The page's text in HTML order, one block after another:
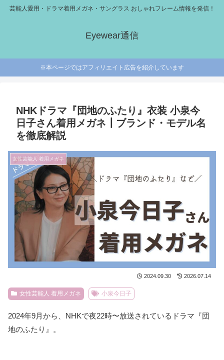
芸能人愛用・ドラマ着用メガネ・サングラス おしゃれフレーム情報を発信！
Eyewear通信
※本ページではアフィリエイト広告を紹介しています
NHKドラマ『団地のふたり』衣装 小泉今
日子さん着用メガネ┃ブランド・モデル名
を徹底解説
女性芸能人 着用メガネ
2024.09.30 2026.07.14
女性芸能人 着用メガネ 小泉今日子
2024年9月から、NHKで夜22時〜放送されているドラマ『団
地のふたり』。